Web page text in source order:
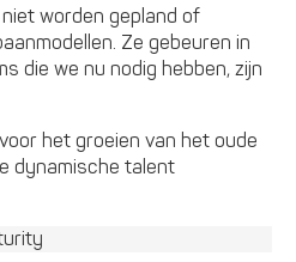
worden gepland of
Ze gebeuren in
die we nu nodig hebben, zijn
het groeien van het oude
dynamische talent